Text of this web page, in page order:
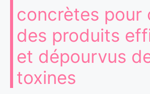
concrètes pour
des produits
et dépourvus
toxines